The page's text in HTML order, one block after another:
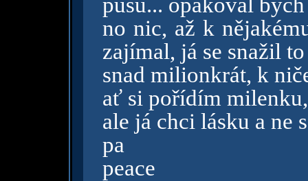
no nic, až k
zajímal, já se snažil
snad milionkrát, k
ať si pořídím
ale já chci lásku a ne
pa
peace